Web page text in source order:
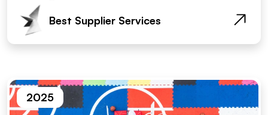
Best Supplier Services
2025